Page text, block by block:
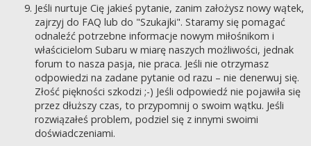
Jeśli nurtuje Cię jakieś pytanie, zanim założysz nowy wątek,
zajrzyj do FAQ lub do "Szukajki". Staramy się pomagać
odnaleźć potrzebne informacje nowym miłośnikom i
właścicielom Subaru w miarę naszych możliwości, jednak
forum to nasza pasja, nie praca. Jeśli nie otrzymasz
odpowiedzi na zadane pytanie od razu – nie denerwuj się.
Złość piękności szkodzi ;-) Jeśli odpowiedź nie pojawiła się
przez dłuższy czas, to przypomnij o swoim wątku. Jeśli
rozwiązałeś problem, podziel się z innymi swoimi
doświadczeniami.